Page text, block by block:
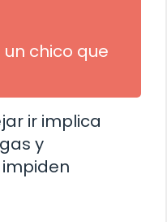
chico que
ir implica
y